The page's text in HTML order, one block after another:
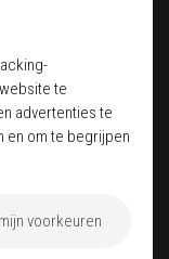
te
advertenties te
en om te begrijpen
voorkeuren
travel